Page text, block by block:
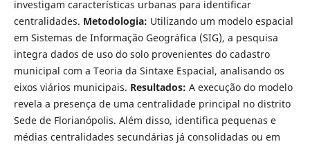
investigam características urbanas para identificar
centralidades. Metodologia: Utilizando um modelo espacial
em Sistemas de Informação Geográfica (SIG), a pesquisa
integra dados de uso do solo provenientes do cadastro
municipal com a Teoria da Sintaxe Espacial, analisando os
eixos viários municipais. Resultados: A execução do modelo
revela a presença de uma centralidade principal no distrito
Sede de Florianópolis. Além disso, identifica pequenas e
médias centralidades secundárias já consolidadas ou em